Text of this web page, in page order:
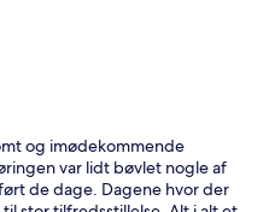
og imødekommende
var lidt bøvlet nogle af
de dage. Dagene hvor der